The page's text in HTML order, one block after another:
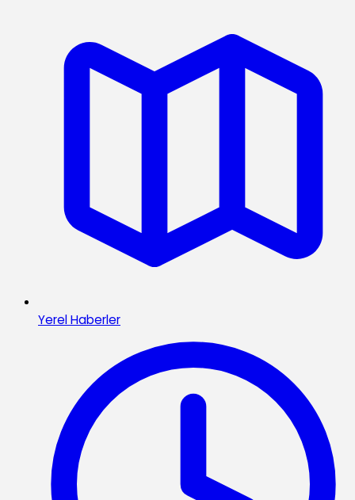
Yerel Haberler